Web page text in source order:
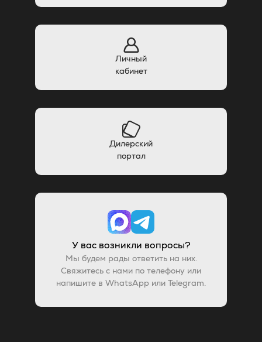
Личный
кабинет
Дилерский
портал
У вас возникли вопросы?
Мы будем рады ответить на них.
Свяжитесь с нами по телефону или
напишите в WhatsApp или Telegram.